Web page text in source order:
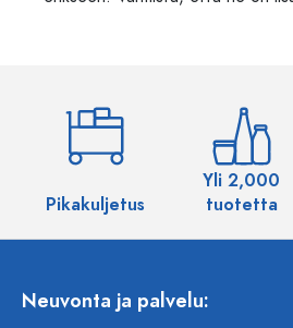
Pikakuljetus
Yli 2,000
tuotetta
Neuvonta ja palvelu: